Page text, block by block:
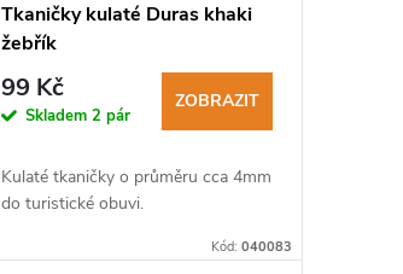
Tkaničky kulaté Duras khaki
žebřík
99 Kč
Skladem 2 pár
ZOBRAZIT
Kulaté tkaničky o průměru cca 4mm
do turistické obuvi.
Kód: 040083